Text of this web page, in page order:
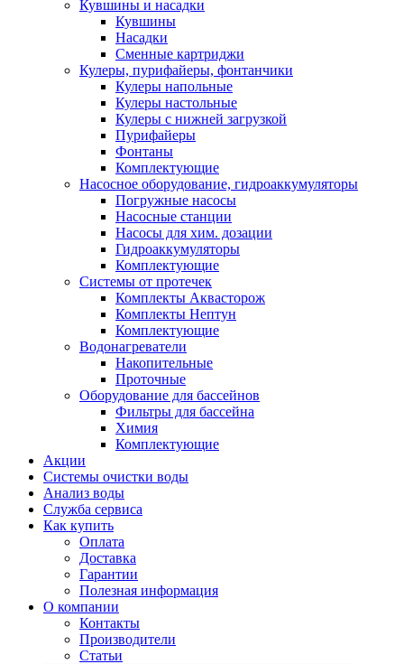
Кувшины и насадки
Кувшины
Насадки
Сменные картриджи
Кулеры, пурифайеры, фонтанчики
Кулеры напольные
Кулеры настольные
Кулеры с нижней загрузкой
Пурифайеры
Фонтаны
Комплектующие
Насосное оборудование, гидроаккумуляторы
Погружные насосы
Насосные станции
Насосы для хим. дозации
Гидроаккумуляторы
Комплектующие
Системы от протечек
Комплекты Аквасторож
Комплекты Нептун
Комплектующие
Водонагреватели
Накопительные
Проточные
Оборудование для бассейнов
Фильтры для бассейна
Химия
Комплектующие
Акции
Системы очистки воды
Анализ воды
Служба сервиса
Как купить
Оплата
Доставка
Гарантии
Полезная информация
О компании
Контакты
Производители
Статьи